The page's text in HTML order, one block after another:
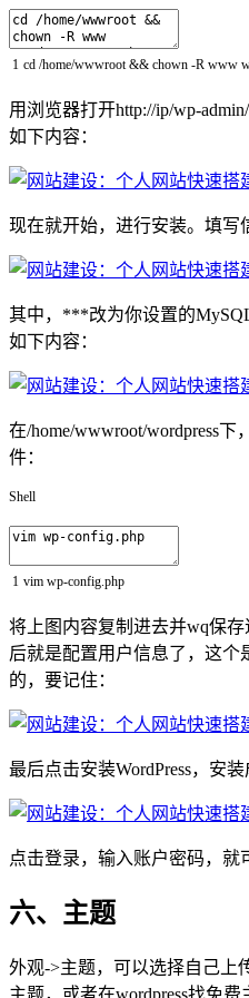
1 cd /home/wwwroot && chown -R www
用浏览器打开http://ip/wp-
如下内容：
现在就开始，进行安装。填写
其中，***改为你设置的
如下内容：
在/home/wwwroot/wordpress
件：
Shell
1 vim wp-config .php
将上图内容复制进去并wq保
后就是配置用户信息了，这个
的，要记住：
最后点击安装WordPress，安
点击登录，输入账户密码，就
六、主题
外观->主题，可以选择自己上